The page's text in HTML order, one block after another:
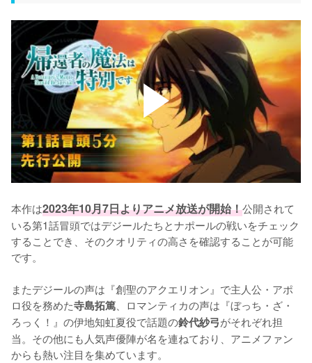
本作は2023年10月7日よりアニメ放送が開始！公開されて
いる第1話冒頭ではデジールたちとナポールの戦いをチェック
することでき、そのクオリティの高さを確認することが可能
です。
またデジールの声は『創聖のアクエリオン』で主人公・アポ
ロ役を務めた寺島拓篤 、ロマンティカの声は『ぼっち・ざ・
ろっく！』の伊地知虹夏役で話題の鈴代紗弓がそれぞれ担
当。その他にも人気声優陣が名を連ねており、アニメファン
からも熱い注目を集めています。